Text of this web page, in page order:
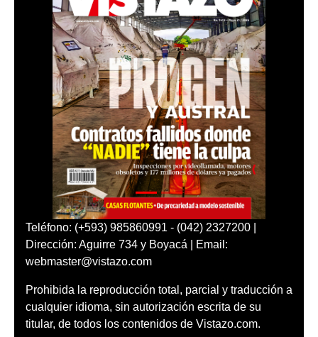
Teléfono: (+593) 985860991 - (042) 2327200 |
Dirección: Aguirre 734 y Boyacá | Email:
webmaster@vistazo.com
Prohibida la reproducción total, parcial y traducción a
cualquier idioma, sin autorización escrita de su
titular, de todos los contenidos de Vistazo.com.